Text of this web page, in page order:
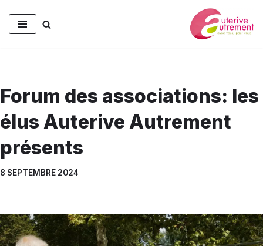
Aller
Forum des associations: les
élus Auterive Autrement
présents
8 SEPTEMBRE 2024